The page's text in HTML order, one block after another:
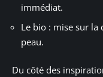
immédiat.
Le bio : mise sur la
peau.
Du côté des